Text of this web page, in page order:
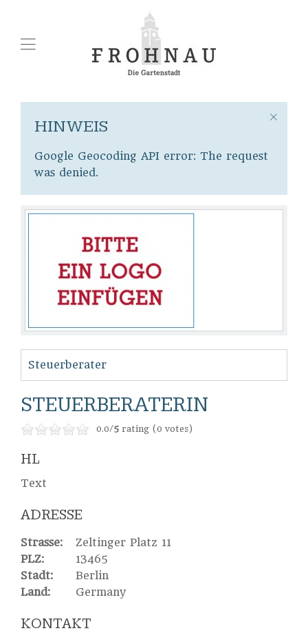
HINWEIS
Google Geocoding API error: The request
was denied.
Steuerberater
STEUERBERATERIN
0.0/5 rating (0 votes)
HL
Text
ADRESSE
Strasse:
Zeltinger Platz 11
PLZ:
13465
Stadt:
Berlin
Land:
Germany
KONTAKT